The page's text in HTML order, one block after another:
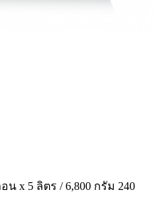
น x 5 ลิตร / 6,800 กรัม 240